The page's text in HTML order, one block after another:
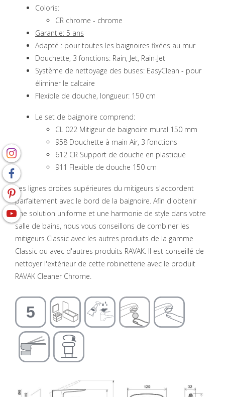
Coloris:
CR chrome - chrome
Garantie: 5 ans
Adapté : pour toutes les baignoires fixées au mur
Douchette, 3 fonctions: Rain, Jet, Rain-Jet
Système de nettoyage des buses: EasyClean - pour
éliminer le calcaire
Flexible de douche, longueur: 150 cm
Le set de baignoire comprend:
CL 022 Mitigeur de baignoire mural 150 mm
958 Douchette à main Air, 3 fonctions
612 CR Support de douche en plastique
911 Flexible de douche 150 cm
Les lignes droites supérieures du mitigeurs s'accordent
parfaitement avec le bord de la baignoire. Afin d'obtenir
une solution uniforme et une harmonie de style dans votre
salle de bains, nous vous conseillons de combiner les
mitigeurs Classic avec les autres produits de la gamme
Classic ou avec d'autres produits RAVAK. Il est conseillé de
nettoyer l'extérieur de cette robinetterie avec le produit
RAVAK Cleaner Chrome.